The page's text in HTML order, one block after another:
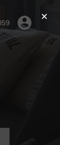
Contacto
×